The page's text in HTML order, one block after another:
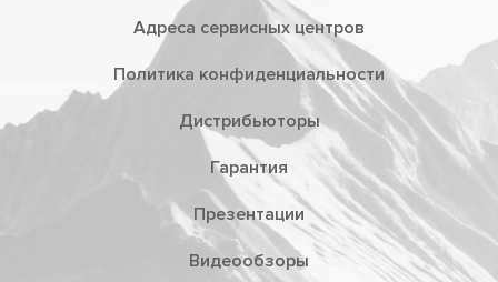
Адреса сервисных центров
Политика конфиденциальности
Дистрибьюторы
Гарантия
Презентации
Видеообзоры